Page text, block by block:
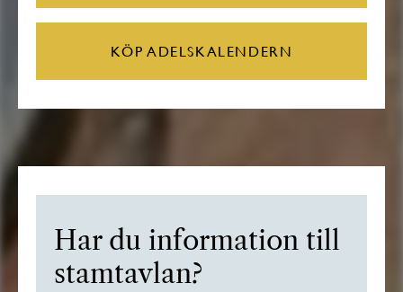
KÖP ADELSKALENDERN
Har du information till
stamtavlan?